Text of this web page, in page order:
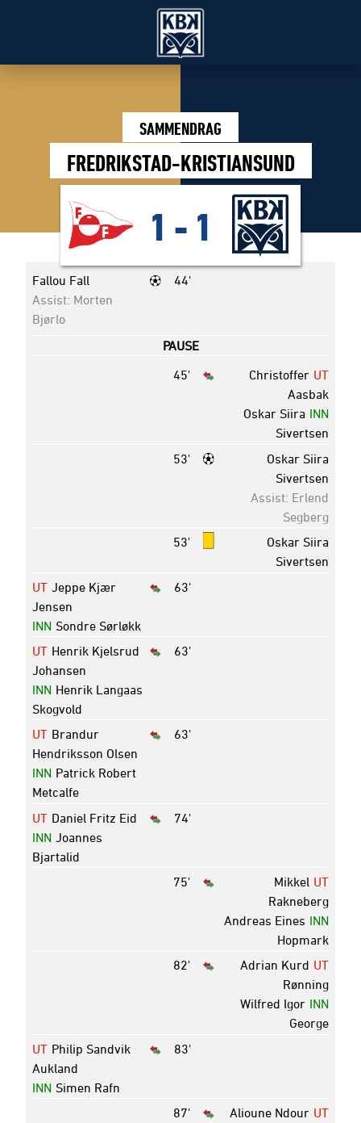
SAMMENDRAG
FREDRIKSTAD-KRISTIANSUND
1 - 1
44'
Fallou Fall
Assist: Morten
Bjørlo
PAUSE
45' UT
Christoffer
Aasbak
INN
Oskar Siira
Sivertsen
53'
Oskar Siira
Sivertsen
Assist: Erlend
Segberg
53'
Oskar Siira
Sivertsen
63'
UT Jeppe Kjær
Jensen
INN Sondre Sørløkk
63'
UT Henrik Kjelsrud
Johansen
INN Henrik Langaas
Skogvold
63'
UT Brandur
Hendriksson Olsen
INN Patrick Robert
Metcalfe
74'
UT Daniel Fritz Eid
INN Joannes
Bjartalid
75'
UT
Mikkel
Rakneberg
INN
Andreas Eines
Hopmark
82'
UT
Adrian Kurd
Rønning
INN
Wilfred Igor
George
83'
UT Philip Sandvik
Aukland
INN Simen Rafn
87'
UT
Alioune Ndour